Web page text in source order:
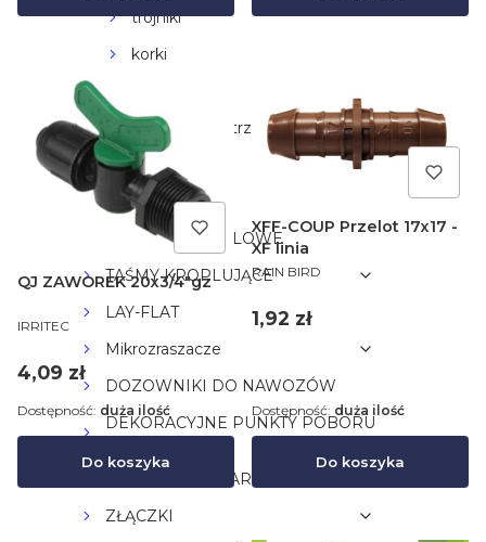
trójniki
korki
Zawory odpowietrzające
RURY PE
RURY HDPE
ZRASZACZE POLOWE
TAŚMY KROPLUJĄCE
LAY-FLAT
Mikrozraszacze
DOZOWNIKI DO NAWOZÓW
DEKORACYJNE PUNKTY POBORU
EMITERY,KAPILARY,KROPLOSPŁYWY
ZŁĄCZKI
QJ ZAWOREK 20x3/4"gz
PRODUCENT
IRRITEC
Cena
4,09 zł
Do koszyka
Dostępność: duża ilość
XFF-COUP Przelot 17x17 -
XF linia
PRODUCENT
RAIN BIRD
Cena
1,92 zł
Do koszyka
Dostępność: duża ilość